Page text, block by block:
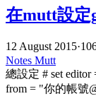
在mutt設定
12 August 2015·
Notes Mutt
總設定 # set editor
from = "你的帳號